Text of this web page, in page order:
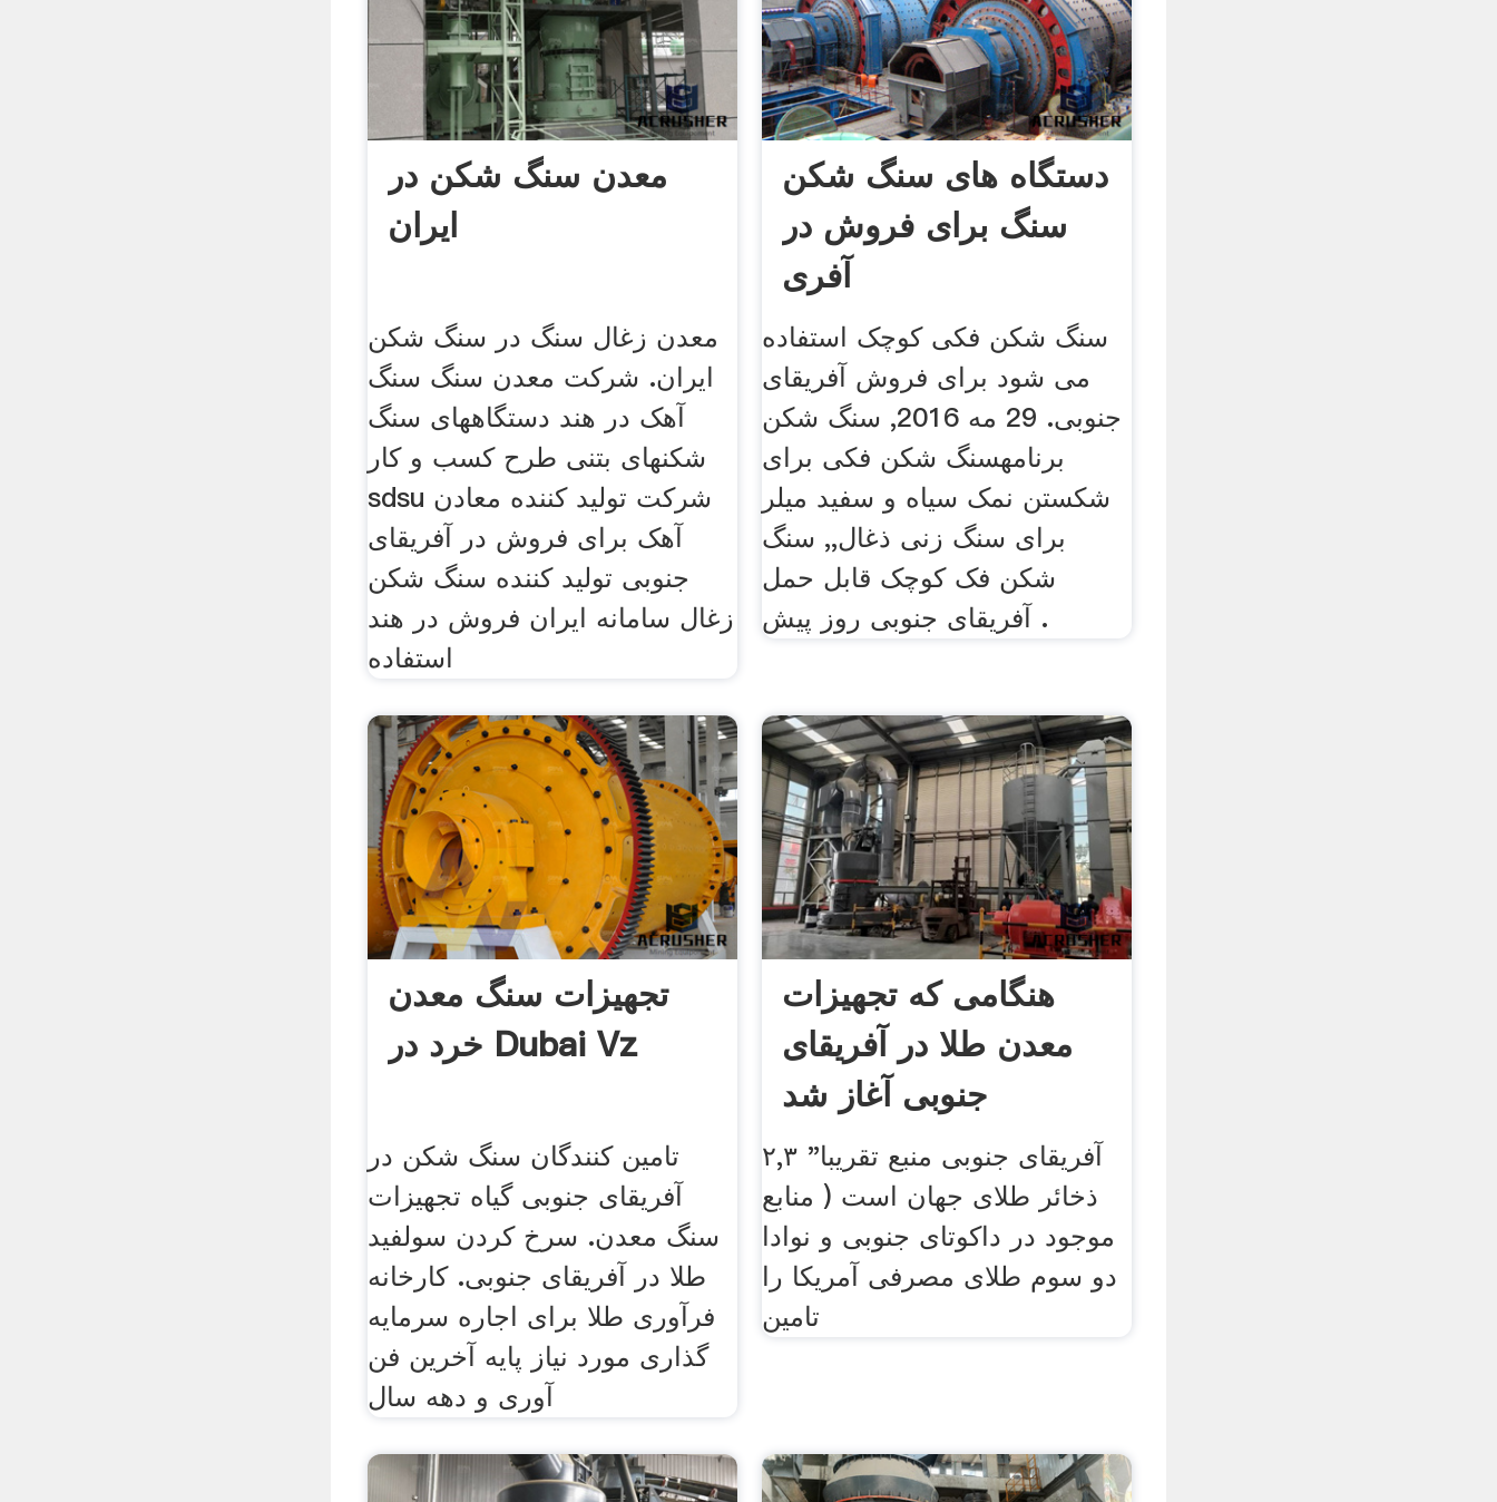
معدن سنگ شکن در
ایران
معدن زغال سنگ در سنگ شکن
ایران. شرکت معدن سنگ سنگ
آهک در هند دستگاههای سنگ
شکنهای بتنی طرح کسب و کار
sdsu شرکت تولید کننده معادن
آهک برای فروش در آفریقای
جنوبی تولید کننده سنگ شکن
زغال سامانه ایران فروش در هند
استفاده
دستگاه های سنگ شکن
سنگ برای فروش در
آفری
سنگ شکن فکی کوچک استفاده
می شود برای فروش آفریقای
جنوبی. 29 مه 2016, سنگ شکن
برنامهسنگ شکن فکی برای
شکستن نمک سیاه و سفید میلر
برای سنگ زنی ذغال,, سنگ
شکن فک کوچک قابل حمل
آفریقای جنوبی روز پیش .
تجهیزات سنگ معدن
خرد در Dubai Vz
تامین کنندگان سنگ شکن در
آفریقای جنوبی گیاه تجهیزات
سنگ معدن. سرخ کردن سولفید
طلا در آفریقای جنوبی. کارخانه
فرآوری طلا برای اجاره سرمایه
گذاری مورد نیاز پایه آخرین فن
آوری و دهه سال
هنگامی که تجهیزات
معدن طلا در آفریقای
جنوبی آغاز شد
آفریقای جنوبی منبع تقریبا" ۲,۳
ذخائر طلای جهان است ( منابع
موجود در داکوتای جنوبی و نوادا
دو سوم طلای مصرفی آمریکا را
تامین